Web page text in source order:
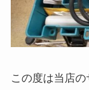
この度は当店